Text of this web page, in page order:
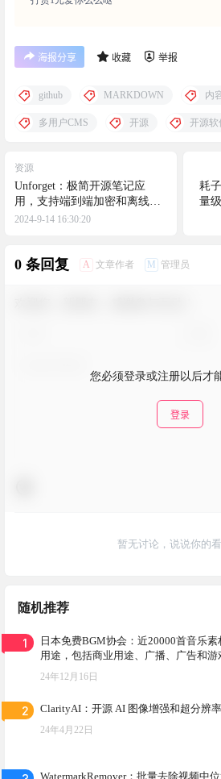
海报分享 收藏 举报
github MARKDOWN 内
多用户CMS 开源 开源软
资源
Unforget：极简开源笔记应
用，支持端到端加密和离线使
用，自托管服务器，确保数据
2024-9-14 16:30:20
耗
量
0 条回复 A 文章作者 M 管理员
您必须登录或注册以后才
登录
暂无讨论，说说你的
随机推荐
1
日本免费BGM协会：近20000首音乐
用途，包括商业用途、广播、广告和游
24年12月16日
2 ClarityAI：开源 AI 图像增强和超分辨
24年4月22日
WatermarkRemover：批量去除视频中